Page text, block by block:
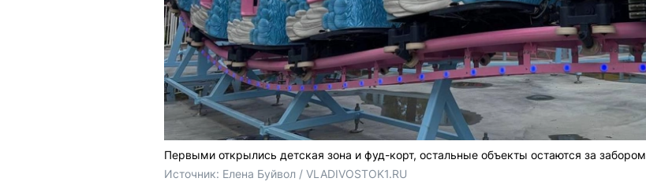
Первыми открылись детская зона и фуд-корт, остальные объекты остаются за забором
Источник: Елена Буйвол / VLADIVOSTOK1.RU